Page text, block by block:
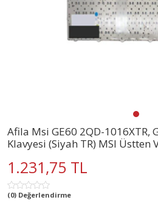
Afila Msi GE60 2QD-1016XTR,
Klavyesi (Siyah TR) MSI Üstten
1.231,75 TL
(0) Değerlendirme